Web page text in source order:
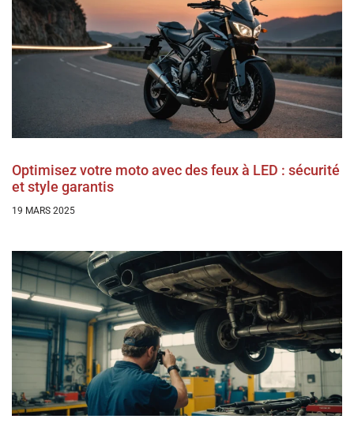
Optimisez votre moto avec des feux à LED : sécurité
et style garantis
19 MARS 2025